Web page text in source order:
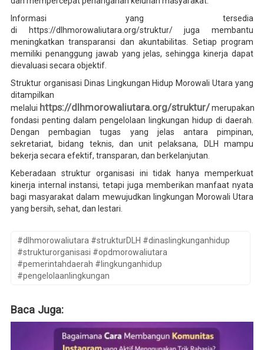
Informasi yang tersedia
di https://dlhmorowaliutara.org/struktur/ juga membantu
meningkatkan transparansi dan akuntabilitas. Setiap program
memiliki penanggung jawab yang jelas, sehingga kinerja dapat
dievaluasi secara objektif.
Struktur organisasi Dinas Lingkungan Hidup Morowali Utara yang
ditampilkan
melalui https://dlhmorowaliutara.org/struktur/merupakan
fondasi penting dalam pengelolaan lingkungan hidup di daerah.
Dengan pembagian tugas yang jelas antara pimpinan,
sekretariat, bidang teknis, dan unit pelaksana, DLH mampu
bekerja secara efektif, transparan, dan berkelanjutan.
Keberadaan struktur organisasi ini tidak hanya memperkuat
kinerja internal instansi, tetapi juga memberikan manfaat nyata
bagi masyarakat dalam mewujudkan lingkungan Morowali Utara
yang bersih, sehat, dan lestari.
#dlhmorowaliutara #strukturDLH #dinaslingkunganhidup
#strukturorganisasi #opdmorowaliutara
#pemerintahdaerah #lingkunganhidup
#pengelolaanlingkungan
Baca Juga: